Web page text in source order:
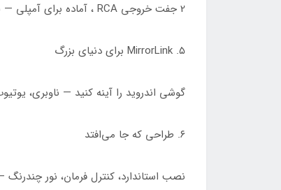
2 جفت خروجی RCA ، آماده برای آمپلی — بلند، شفاف، بدون دیستورشن؛ اکولایزر داخلی برای تنظیم بیس و تربل.
۵. MirrorLink برای دنیای بزرگ
گوشی اندروید را آینه کنید — ناوبری،
۶. طراحی که جا می‌افتد
نصب استاندارد، کنترل فرمان، نور چندرنگ